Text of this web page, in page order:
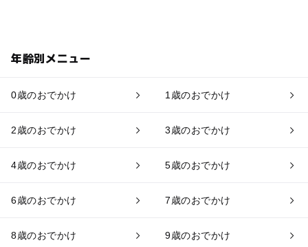
年齢別メニュー
0歳のおでかけ 1歳のおでかけ
2歳のおでかけ 3歳のおでかけ
4歳のおでかけ 5歳のおでかけ
6歳のおでかけ 7歳のおでかけ
8歳のおでかけ 9歳のおでかけ